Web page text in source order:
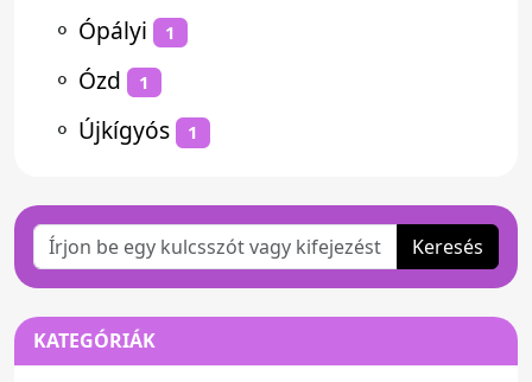
⚬ Ópályi 1
⚬ Ózd 1
⚬ Újkígyós 1
Keresés
KATEGÓRIÁK